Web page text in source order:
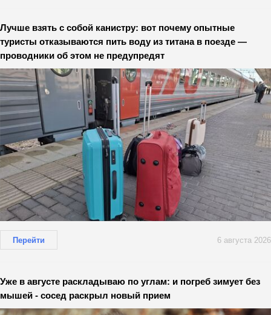
Лучше взять с собой канистру: вот почему опытные
туристы отказываются пить воду из титана в поезде —
проводники об этом не предупредят
Перейти 6 августа 2026
Уже в августе раскладываю по углам: и погреб зимует без
мышей - сосед раскрыл новый прием